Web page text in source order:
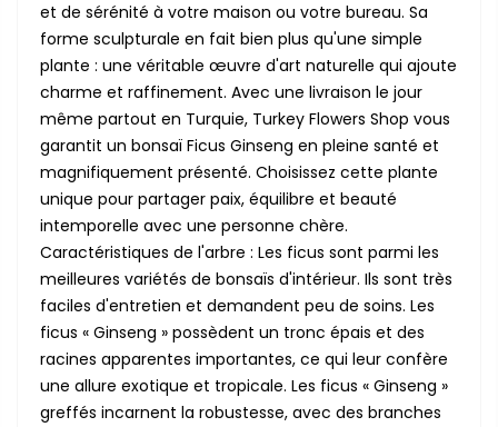
et de sérénité à votre maison ou votre bureau. Sa
forme sculpturale en fait bien plus qu'une simple
plante : une véritable œuvre d'art naturelle qui ajoute
charme et raffinement. Avec une livraison le jour
même partout en Turquie, Turkey Flowers Shop vous
garantit un bonsaï Ficus Ginseng en pleine santé et
magnifiquement présenté. Choisissez cette plante
unique pour partager paix, équilibre et beauté
intemporelle avec une personne chère.
Caractéristiques de l'arbre : Les ficus sont parmi les
meilleures variétés de bonsaïs d'intérieur. Ils sont très
faciles d'entretien et demandent peu de soins. Les
ficus « Ginseng » possèdent un tronc épais et des
racines apparentes importantes, ce qui leur confère
une allure exotique et tropicale. Les ficus « Ginseng »
greffés incarnent la robustesse, avec des branches